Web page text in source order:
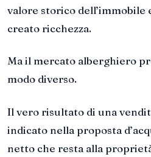
valore storico dell’immobile
creato ricchezza.
Ma il mercato alberghiero
modo diverso.
Il vero risultato di una
indicato nella proposta
netto che resta alla